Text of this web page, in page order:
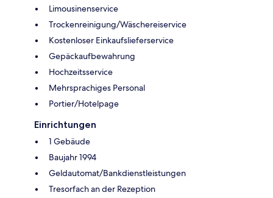
Limousinenservice
Trockenreinigung/Wäschereiservice
Kostenloser Einkaufslieferservice
Gepäckaufbewahrung
Hochzeitsservice
Mehrsprachiges Personal
Portier/Hotelpage
Einrichtungen
1 Gebäude
Baujahr 1994
Geldautomat/Bankdienstleistungen
Tresorfach an der Rezeption